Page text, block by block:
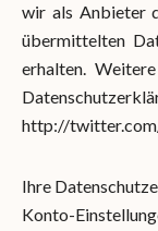
wir als Anbieter
übermittelten
erhalten.
http://
Ihre
Konto-